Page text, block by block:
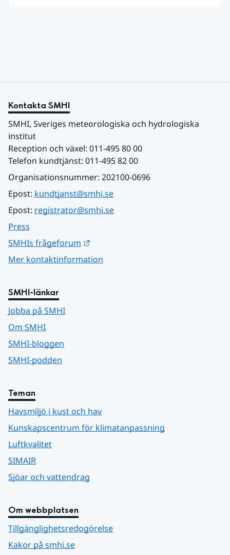
Kontakta SMHI
SMHI, Sveriges meteorologiska och hydrologiska
institut
Reception och växel: 011-495 80 00
Telefon kundtjänst: 011-495 82 00
Organisationsnummer: 202100-0696
Epost: kundtjanst@smhi.se
Epost: registrator@smhi.se
Press
SMHIs frågeforum
Mer kontaktinformation
SMHI-länkar
Jobba på SMHI
Om SMHI
SMHI-bloggen
SMHI-podden
Teman
Havsmiljö i kust och hav
Kunskapscentrum för klimatanpassning
Luftkvalitet
SIMAIR
Sjöar och vattendrag
Om webbplatsen
Tillgänglighetsredogörelse
Kakor på smhi.se